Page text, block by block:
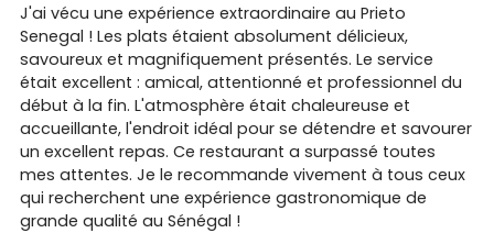
J'ai vécu une expérience extraordinaire au Prieto
Senegal ! Les plats étaient absolument délicieux,
savoureux et magnifiquement présentés. Le service
était excellent : amical, attentionné et professionnel du
début à la fin. L'atmosphère était chaleureuse et
accueillante, l'endroit idéal pour se détendre et savourer
un excellent repas. Ce restaurant a surpassé toutes
mes attentes. Je le recommande vivement à tous ceux
qui recherchent une expérience gastronomique de
grande qualité au Sénégal !